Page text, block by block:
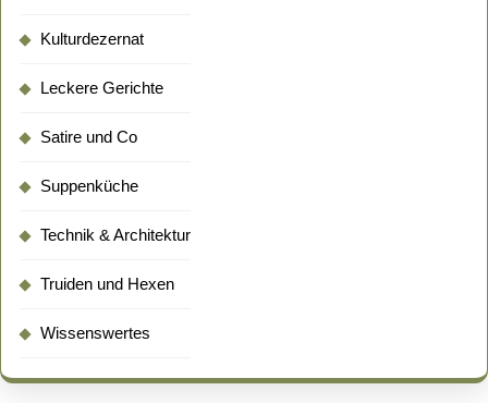
Kulturdezernat
Leckere Gerichte
Satire und Co
Suppenküche
Technik & Architektur
Truiden und Hexen
Wissenswertes